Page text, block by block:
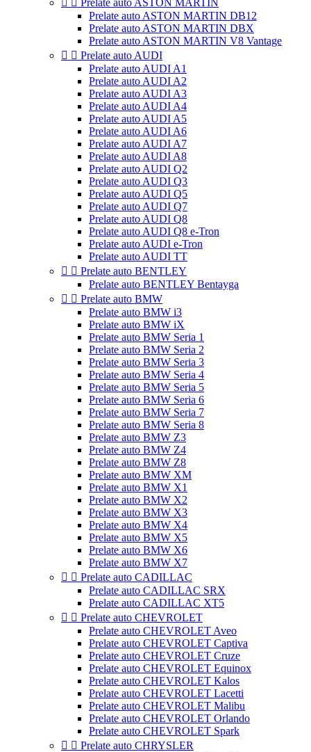
  Prelate auto ASTON MARTIN
Prelate auto ASTON MARTIN DB12
Prelate auto ASTON MARTIN DBX
Prelate auto ASTON MARTIN V8 Vantage
  Prelate auto AUDI
Prelate auto AUDI A1
Prelate auto AUDI A2
Prelate auto AUDI A3
Prelate auto AUDI A4
Prelate auto AUDI A5
Prelate auto AUDI A6
Prelate auto AUDI A7
Prelate auto AUDI A8
Prelate auto AUDI Q2
Prelate auto AUDI Q3
Prelate auto AUDI Q5
Prelate auto AUDI Q7
Prelate auto AUDI Q8
Prelate auto AUDI Q8 e-Tron
Prelate auto AUDI e-Tron
Prelate auto AUDI TT
  Prelate auto BENTLEY
Prelate auto BENTLEY Bentayga
  Prelate auto BMW
Prelate auto BMW i3
Prelate auto BMW iX
Prelate auto BMW Seria 1
Prelate auto BMW Seria 2
Prelate auto BMW Seria 3
Prelate auto BMW Seria 4
Prelate auto BMW Seria 5
Prelate auto BMW Seria 6
Prelate auto BMW Seria 7
Prelate auto BMW Seria 8
Prelate auto BMW Z3
Prelate auto BMW Z4
Prelate auto BMW Z8
Prelate auto BMW XM
Prelate auto BMW X1
Prelate auto BMW X2
Prelate auto BMW X3
Prelate auto BMW X4
Prelate auto BMW X5
Prelate auto BMW X6
Prelate auto BMW X7
  Prelate auto CADILLAC
Prelate auto CADILLAC SRX
Prelate auto CADILLAC XT5
  Prelate auto CHEVROLET
Prelate auto CHEVROLET Aveo
Prelate auto CHEVROLET Captiva
Prelate auto CHEVROLET Cruze
Prelate auto CHEVROLET Equinox
Prelate auto CHEVROLET Kalos
Prelate auto CHEVROLET Lacetti
Prelate auto CHEVROLET Malibu
Prelate auto CHEVROLET Orlando
Prelate auto CHEVROLET Spark
  Prelate auto CHRYSLER